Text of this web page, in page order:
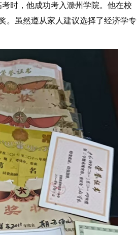
时，他成功考入滁州学院。他在校
。虽然遵从家人建议选择了经济学专